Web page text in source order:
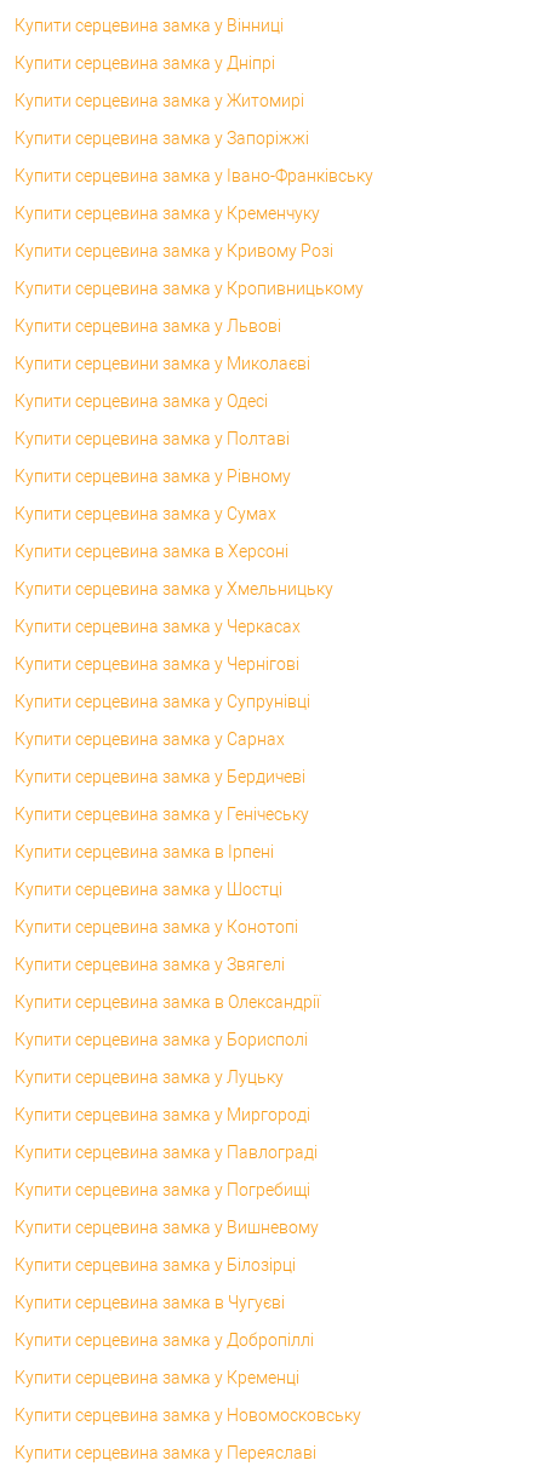
Купити серцевина замка у Вінниці
Купити серцевина замка у Дніпрі
Купити серцевина замка у Житомирі
Купити серцевина замка у Запоріжжі
Купити серцевина замка у Івано-Франківську
Купити серцевина замка у Кременчуку
Купити серцевина замка у Кривому Розі
Купити серцевина замка у Кропивницькому
Купити серцевина замка у Львові
Купити серцевини замка у Миколаєві
Купити серцевина замка у Одесі
Купити серцевина замка у Полтаві
Купити серцевина замка у Рівному
Купити серцевина замка у Сумах
Купити серцевина замка в Херсоні
Купити серцевина замка у Хмельницьку
Купити серцевина замка у Черкасах
Купити серцевина замка у Чернігові
Купити серцевина замка у Супрунівці
Купити серцевина замка у Сарнах
Купити серцевина замка у Бердичеві
Купити серцевина замка у Генічеську
Купити серцевина замка в Ірпені
Купити серцевина замка у Шостці
Купити серцевина замка у Конотопі
Купити серцевина замка у Звягелі
Купити серцевина замка в Олександрії
Купити серцевина замка у Борисполі
Купити серцевина замка у Луцьку
Купити серцевина замка у Миргороді
Купити серцевина замка у Павлограді
Купити серцевина замка у Погребищі
Купити серцевина замка у Вишневому
Купити серцевина замка у Білозірці
Купити серцевина замка в Чугуєві
Купити серцевина замка у Добропіллі
Купити серцевина замка у Кременці
Купити серцевина замка у Новомосковську
Купити серцевина замка у Переяславі